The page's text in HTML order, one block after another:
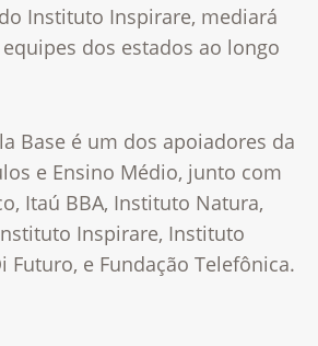
Instituto Inspirare, mediará
dos estados ao longo
Base é um dos apoiadores da
e Ensino Médio, junto com
Itaú BBA, Instituto Natura,
Inspirare, Instituto
Futuro, e Fundação Telefônica.